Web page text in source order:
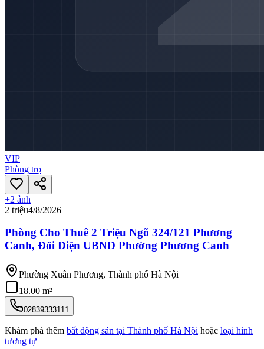
VIP
Phòng trọ
+2 ảnh
2 triệu4/8/2026
Phòng Cho Thuê 2 Triệu Ngõ 324/121 Phương
Canh, Đối Diện UBND Phường Phương Canh
Phường Xuân Phương, Thành phố Hà Nội
18.00 m²
02839333111
Khám phá thêm bất động sản tại Thành phố Hà Nội hoặc loại hình
tương tự